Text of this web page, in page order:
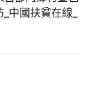
中國扶貧在線_